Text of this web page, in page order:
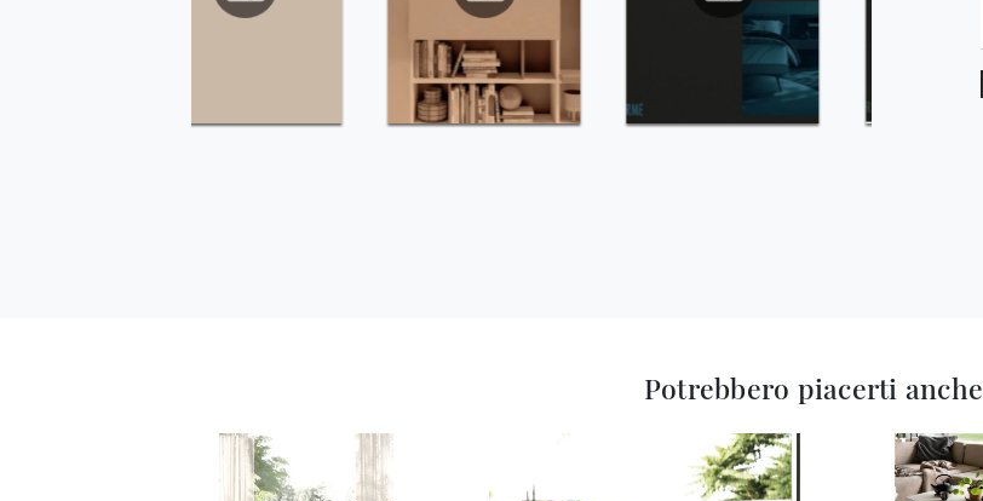
Potrebbero piacerti anche